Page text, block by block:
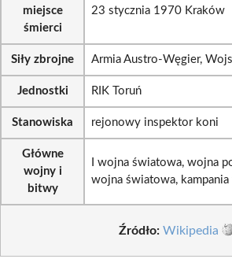
miejsce
śmierci
23 stycznia 1970 Kraków
Siły zbrojne Armia Austro-Węgier,
Jednostki RIK Toruń
Stanowiska rejonowy inspektor koni
Główne
wojny i
bitwy
I wojna światowa, wojna
wojna światowa,
Źródło: Wikipedia